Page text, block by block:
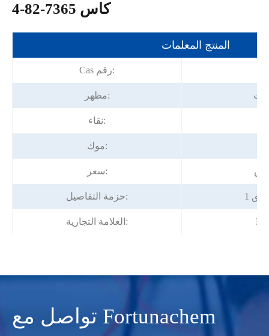
كاس 7365-82-4
المنتج المعلمات
Cas رقم:
مظهر:
نقاء:
موك:
سعر:
حزمة التفاصيل:
العلامة التجارية:
تواصل مع Fortunachem